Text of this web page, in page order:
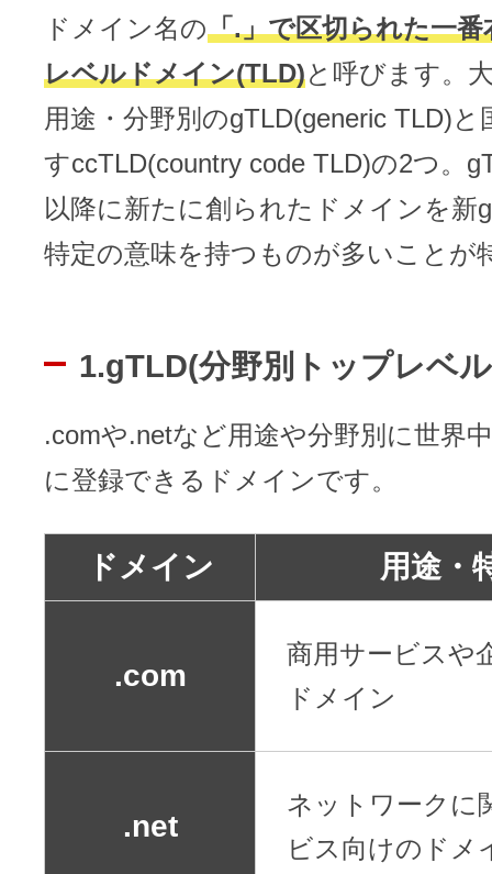
ドメイン名の「.」で区切られた一
レベルドメイン(TLD)と呼びます。
用途・分野別のgTLD(generic TLD)と
すccTLD(country code TLD)の2つ。
以降に新たに創られたドメインを新
特定の意味を持つものが多いことが
1.gTLD(分野別トップレベ
.comや.netなど用途や分野別に世界
に登録できるドメインです。
ドメイン 用途・
.com
商用サービスや
ドメイン
.net
ネットワークに
ビス向けのドメ